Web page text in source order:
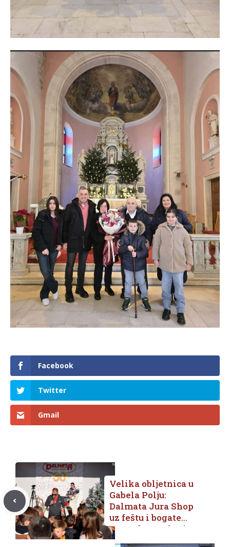
Facebook
Twitter
Gmail
Velika obljetnica u
Gabela Polju:
Dalmata Jura Shop
uz feštu i bogate
nagrade proslavio
30 godina rada